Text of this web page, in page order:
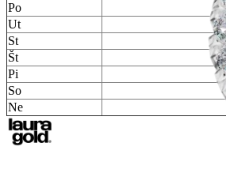
Po
Ut
St
Št
Pi
So
Ne